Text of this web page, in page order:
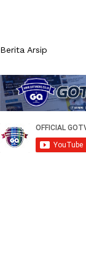
Berita Arsip